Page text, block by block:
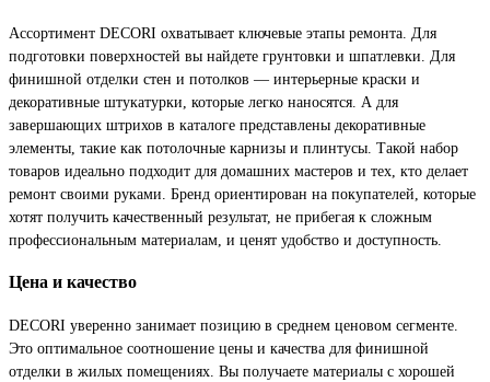
Ассортимент DECORI охватывает ключевые этапы ремонта. Для
подготовки поверхностей вы найдете грунтовки и шпатлевки. Для
финишной отделки стен и потолков — интерьерные краски и
декоративные штукатурки, которые легко наносятся. А для
завершающих штрихов в каталоге представлены декоративные
элементы, такие как потолочные карнизы и плинтусы. Такой набор
товаров идеально подходит для домашних мастеров и тех, кто делает
ремонт своими руками. Бренд ориентирован на покупателей, которые
хотят получить качественный результат, не прибегая к сложным
профессиональным материалам, и ценят удобство и доступность.
Цена и качество
DECORI уверенно занимает позицию в среднем ценовом сегменте.
Это оптимальное соотношение цены и качества для финишной
отделки в жилых помещениях. Вы получаете материалы с хорошей